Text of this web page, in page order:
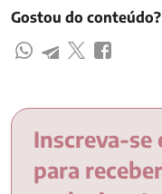
Gostou do
Inscreva-se
para